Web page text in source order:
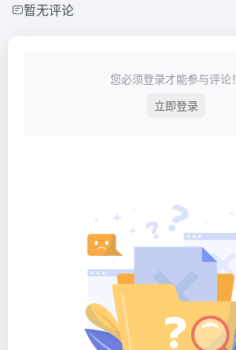
暂无评论
您必须登录才能参与评论！
立即登录